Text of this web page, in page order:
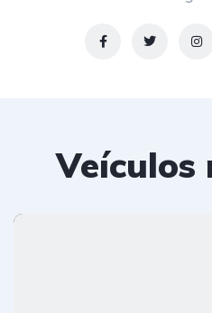
Veículos